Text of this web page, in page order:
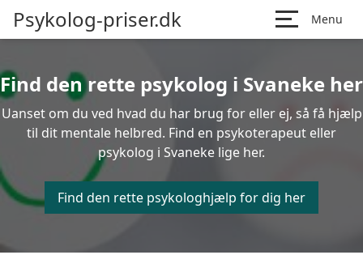
Psykolog-priser.dk Menu
Find den rette psykolog i Svaneke her
Uanset om du ved hvad du har brug for eller ej, så få hjælp
til dit mentale helbred. Find en psykoterapeut eller
psykolog i Svaneke lige her.
Find den rette psykologhjælp for dig her